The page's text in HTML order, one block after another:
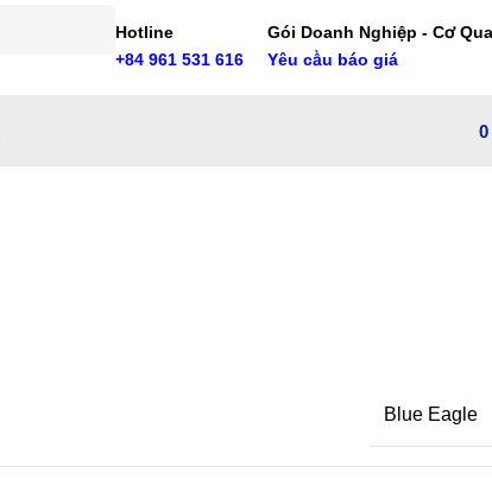
Hotline
+84 961 531 616
Gói Doanh Nghiệp - Cơ
Yêu cầu báo giá
0
Blue Eagle